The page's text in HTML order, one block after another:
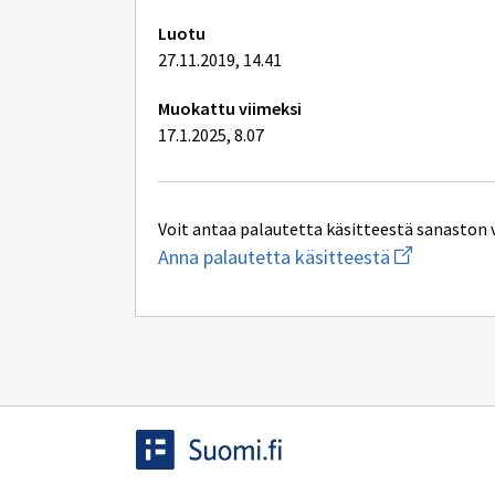
Luotu
27.11.2019, 14.41
Muokattu viimeksi
17.1.2025, 8.07
Voit antaa palautetta käsitteestä sanaston
Anna palautetta käsitteestä Aloita
uuden
kirjoitus